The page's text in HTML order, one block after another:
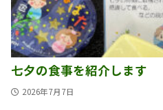
七夕の食事を紹介します
2026年7月7日